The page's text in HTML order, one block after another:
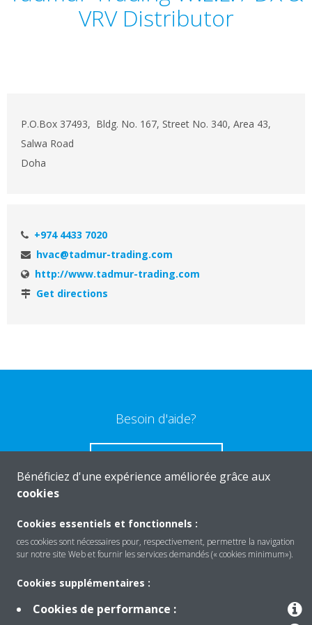
VRV Distributor
P.O.Box 37493, Bldg. No. 167, Street No. 340, Area 43,
Salwa Road
Doha
+974 4433 7020
hvac@tadmur-trading.com
http://www.tadmur-trading.com
Get directions
Besoin d'aide?
Produits
Bénéficiez d'une expérience améliorée grâce aux
cookies
Cookies essentiels et fonctionnels :
ces cookies sont nécessaires pour, respectivement, permettre la navigation
sur notre site Web et fournir les services demandés (« cookies minimum»).
Cookies supplémentaires :
Cookies de performance :